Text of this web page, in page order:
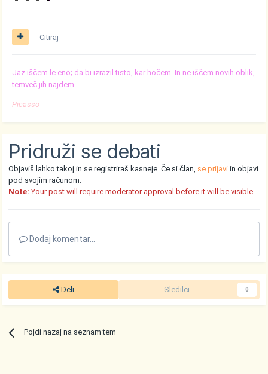
Citiraj
Jaz iščem le eno; da bi izrazil tisto, kar hočem. In ne iščem novih oblik,
temveč jih najdem.
Picasso
Pridruži se debati
Objaviš lahko takoj in se registriraš kasneje. Če si član, se prijavi in objavi
pod svojim računom.
Note: Your post will require moderator approval before it will be visible.
Dodaj komentar...
Deli Sledilci 0
Pojdi nazaj na seznam tem